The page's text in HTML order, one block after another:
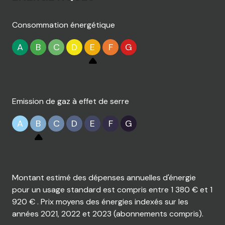
Estimation offerte de votre bien sur rendez-vous.
Agence BOURILLON – Nangis, depuis 1984.
(Photos extérieures améliorées par IA au niveau de
Consommation énergétique
A B C D E F G
Emission de gaz à effet de serre
A B C D E F G
Montant estimé des dépenses annuelles d'énergie
pour un usage standard est compris entre 1 380 € et 1
920 € . Prix moyens des énergies indexés sur les
années 2021, 2022 et 2023 (abonnements compris).